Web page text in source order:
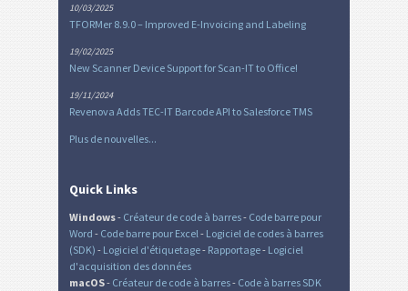
10/03/2025
TFORMer 8.9.0 – Improved E-Invoicing and Labeling
19/02/2025
New Scanner Device Support for Scan-IT to Office!
19/11/2024
Revenova Adds TEC-IT Barcode API to Salesforce TMS
Plus de nouvelles...
Quick Links
Windows- Créateur de code à barres- Code barre pour
Word - Code barre pour Excel- Logiciel de codes à barres
(SDK) - Logiciel d'étiquetage- Rapportage- Logiciel
d'acquisition des données
macOS- Créateur de code à barres- Code à barres SDK